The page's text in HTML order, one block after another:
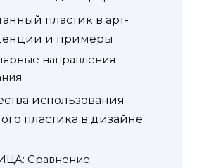
пластик в арт-
и примеры
направления
использования
пластика в дизайне
Сравнение